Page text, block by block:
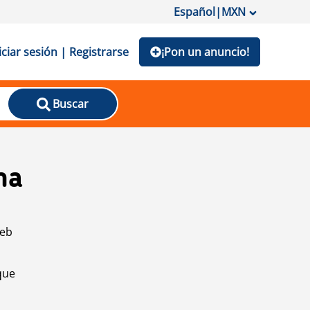
Español|MXN
sesión | Registrarse ¡Pon un anuncio!
Buscar